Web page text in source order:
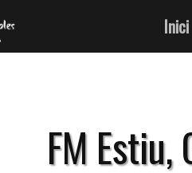
Inici
FM